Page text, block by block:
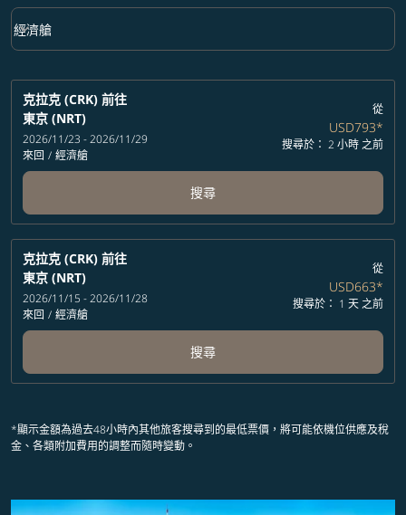
艙等 option 經濟艙 Selected
經濟艙
keyboard_arrow_down
克拉克 (CRK) 前往
東京 (NRT)
2026/11/23 - 2026/11/29
來回 / 經濟艙
從
USD793*
搜尋於： 2 小時 之前
搜尋
克拉克 (CRK) 前往
東京 (NRT)
2026/11/15 - 2026/11/28
來回 / 經濟艙
從
USD663*
搜尋於： 1 天 之前
搜尋
*顯示金額為過去48小時內其他旅客搜尋到的最低票價，將可能依機位供應及稅
金、各類附加費用的調整而隨時變動。